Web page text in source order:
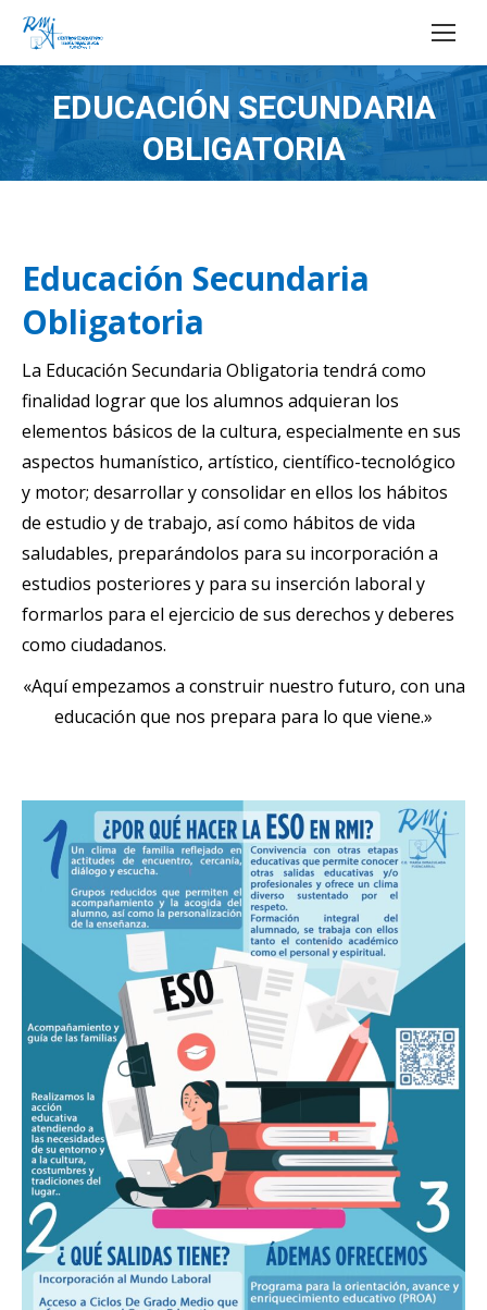
Buscar:
EDUCACIÓN SECUNDARIA
OBLIGATORIA
Estás aquí:
Educación Secundaria
Obligatoria
La Educación Secundaria Obligatoria tendrá como
finalidad lograr que los alumnos adquieran los
elementos básicos de la cultura, especialmente en sus
aspectos humanístico, artístico, científico-tecnológico
y motor; desarrollar y consolidar en ellos los hábitos
de estudio y de trabajo, así como hábitos de vida
saludables, preparándolos para su incorporación a
estudios posteriores y para su inserción laboral y
formarlos para el ejercicio de sus derechos y deberes
como ciudadanos.
«Aquí empezamos a construir nuestro futuro, con una
educación que nos prepara para lo que viene.»